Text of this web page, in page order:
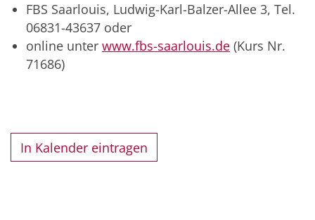
FBS Saarlouis, Ludwig-Karl-Balzer-Allee 3, Tel.
06831-43637 oder
online unter www.fbs-saarlouis.de (Kurs Nr.
71686)
In Kalender eintragen